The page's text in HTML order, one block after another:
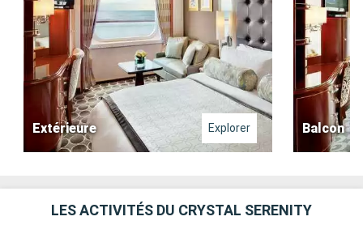
Extérieure Explorer Balcon
LES ACTIVITÉS DU CRYSTAL SERENITY